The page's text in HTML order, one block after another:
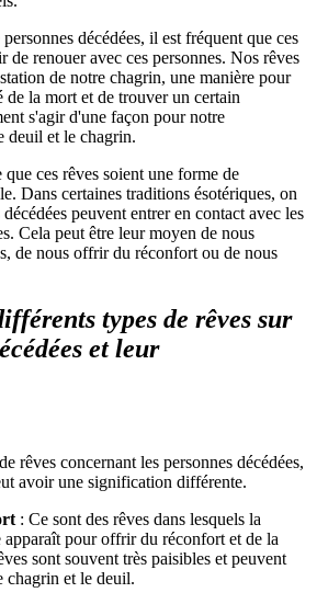
décédées, il est fréquent que ces
de renouer avec ces personnes. Nos rêves
de notre chagrin, une manière pour
de la mort et de trouver un certain
s'agir d'une façon pour notre
deuil et le chagrin.
ces rêves soient une forme de
Dans certaines traditions ésotériques, on
peuvent entrer en contact avec les
Cela peut être leur moyen de nous
de nous offrir du réconfort ou de nous
types de rêves sur
et leur
rêves concernant les personnes décédées,
avoir une signification différente.
: Ce sont des rêves dans lesquels la
apparaît pour offrir du réconfort et de la
sont souvent très paisibles et peuvent
chagrin et le deuil.